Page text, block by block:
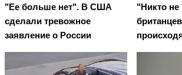
"Ее больше нет". В США
сделали тревожное
заявление о России
"Никто не